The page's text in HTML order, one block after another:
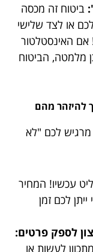
ביטוח זה מכסה
או לצד שלישי
אם האינסטלטור
מלמטה, הביטוח
להיזהר מהם
מרגיש לכם "לא
עכשיו! המחיר
לכם זמן
לספק פרטים:
לעשות או